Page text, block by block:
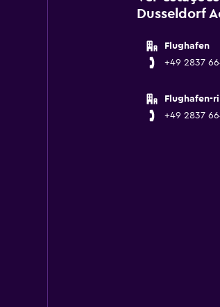
Dusseldorf
Flughafen
+49 2837
Flughafen-
+49 2837